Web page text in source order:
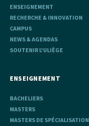
ENSEIGNEMENT
RECHERCHE & INNOVATION
CAMPUS
NEWS & AGENDAS
SOUTENIR L'ULIÈGE
ENSEIGNEMENT
BACHELIERS
MASTERS
MASTERS DE SPÉCIALISATION